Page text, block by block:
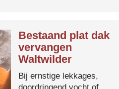
Bestaand plat dak
vervangen
Waltwilder
Bij ernstige lekkages,
doordringend vocht of